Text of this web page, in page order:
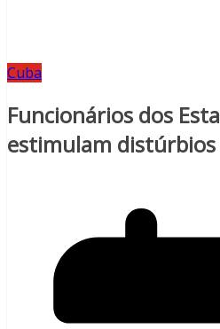
Cuba
Funcionários dos
estimulam distúrbios